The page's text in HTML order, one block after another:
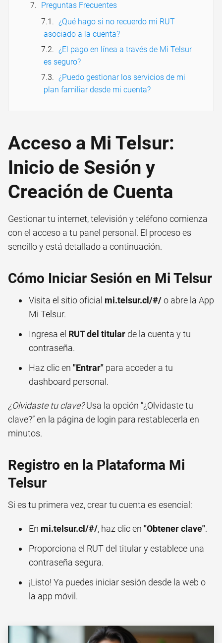
Preguntas Frecuentes
¿Qué hago si no recuerdo mi RUT
asociado a la cuenta?
¿El pago en línea a través de Mi Telsur
es seguro?
¿Puedo gestionar los servicios de mi
plan familiar desde mi cuenta?
Acceso a Mi Telsur:
Inicio de Sesión y
Creación de Cuenta
Gestionar tu internet, televisión y teléfono comienza
con el acceso a tu panel personal. El proceso es
sencillo y está detallado a continuación.
Cómo Iniciar Sesión en Mi Telsur
Visita el sitio oficial mi.telsur.cl/#/o abre la App
Mi Telsur.
Ingresa el RUT del titular de la cuenta y tu
contraseña.
Haz clic en "Entrar" para acceder a tu
dashboard personal.
¿Olvidaste tu clave?Usa la opción “¿Olvidaste tu
clave?” en la página de login para restablecerla en
minutos.
Registro en la Plataforma Mi
Telsur
Si es tu primera vez, crear tu cuenta es esencial:
En mi.telsur.cl/#/, haz clic en "Obtener clave".
Proporciona el RUT del titular y establece una
contraseña segura.
¡Listo! Ya puedes iniciar sesión desde la web o
la app móvil.